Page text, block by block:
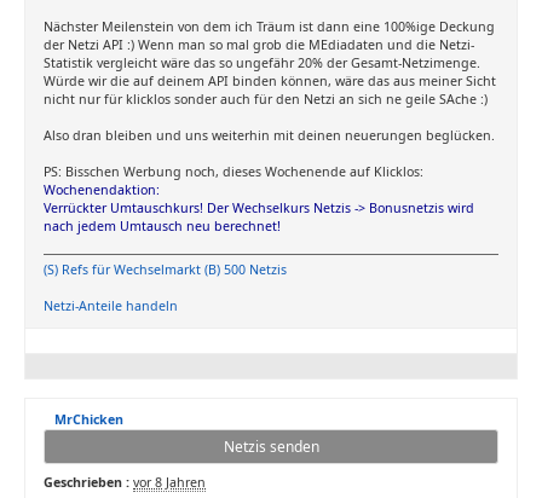
Nächster Meilenstein von dem ich Träum ist dann eine 100%ige Deckung
der Netzi API :) Wenn man so mal grob die MEdiadaten und die Netzi-
Statistik vergleicht wäre das so ungefähr 20% der Gesamt-Netzimenge.
Würde wir die auf deinem API binden können, wäre das aus meiner Sicht
nicht nur für klicklos sonder auch für den Netzi an sich ne geile SAche :)
Also dran bleiben und uns weiterhin mit deinen neuerungen beglücken.
PS: Bisschen Werbung noch, dieses Wochenende auf Klicklos:
Wochenendaktion:
Verrückter Umtauschkurs! Der Wechselkurs Netzis -> Bonusnetzis wird
nach jedem Umtausch neu berechnet!
(S) Refs für Wechselmarkt (B) 500 Netzis
Netzi-Anteile handeln
MrChicken
Netzis senden
Geschrieben : vor 8 Jahren